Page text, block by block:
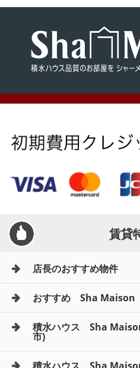
賃貸
店長のおすすめ物件
おすすめ Sha
積水ハウス Sha
市)